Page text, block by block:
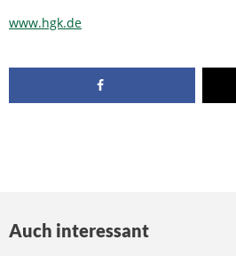
www.hgk.de
Auch interessant